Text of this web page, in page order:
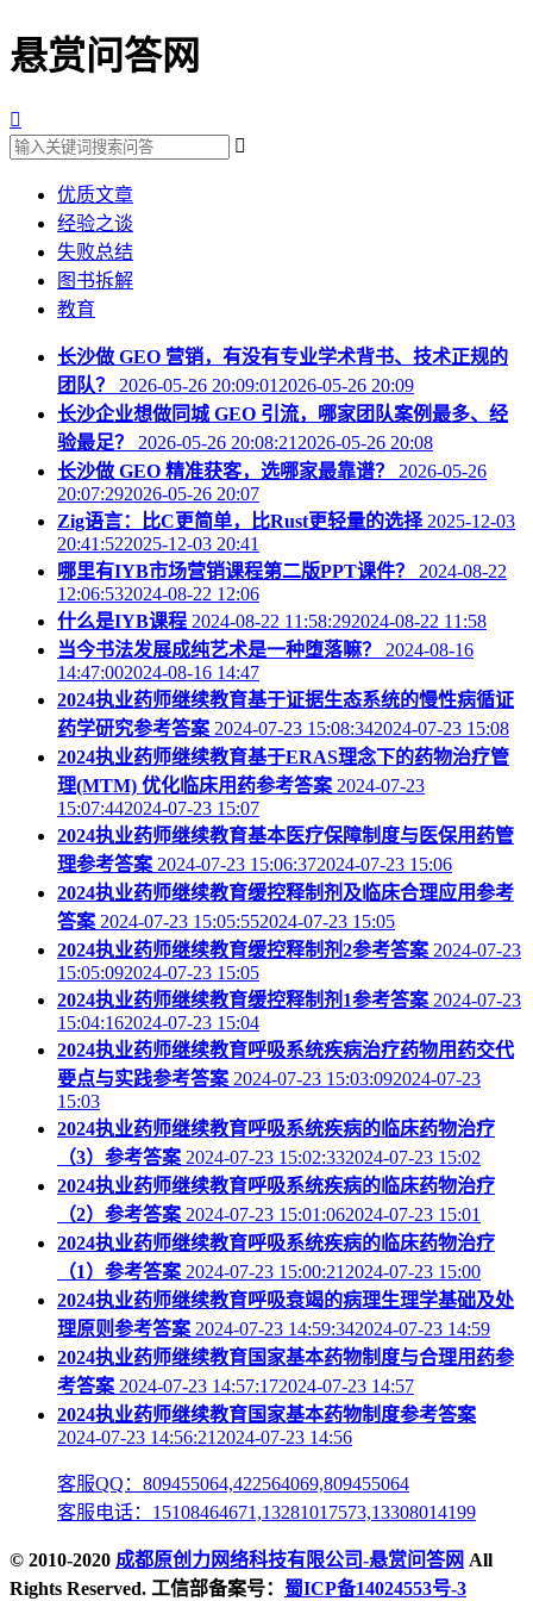
悬赏问答网


优质文章
经验之谈
失败总结
图书拆解
教育
长沙做 GEO 营销，有没有专业学术背书、技术正规的
团队？
2026-05-26 20:09:012026-05-26 20:09
长沙企业想做同城 GEO 引流，哪家团队案例最多、经
验最足？
2026-05-26 20:08:212026-05-26 20:08
长沙做 GEO 精准获客，选哪家最靠谱？
2026-05-26
20:07:292026-05-26 20:07
Zig语言：比C更简单，比Rust更轻量的选择 2025-12-03
20:41:522025-12-03 20:41
哪里有IYB市场营销课程第二版PPT课件？
2024-08-22
12:06:532024-08-22 12:06
什么是IYB课程 2024-08-22 11:58:292024-08-22 11:58
当今书法发展成纯艺术是一种堕落嘛？
2024-08-16
14:47:002024-08-16 14:47
2024执业药师继续教育基于证据生态系统的慢性病循证
药学研究参考答案 2024-07-23 15:08:342024-07-23 15:08
2024执业药师继续教育基于ERAS理念下的药物治疗管
理(MTM) 优化临床用药参考答案 2024-07-23
15:07:442024-07-23 15:07
2024执业药师继续教育基本医疗保障制度与医保用药管
理参考答案 2024-07-23 15:06:372024-07-23 15:06
2024执业药师继续教育缓控释制剂及临床合理应用参考
答案 2024-07-23 15:05:552024-07-23 15:05
2024执业药师继续教育缓控释制剂2参考答案 2024-07-23
15:05:092024-07-23 15:05
2024执业药师继续教育缓控释制剂1参考答案 2024-07-23
15:04:162024-07-23 15:04
2024执业药师继续教育呼吸系统疾病治疗药物用药交代
要点与实践参考答案 2024-07-23 15:03:092024-07-23
15:03
2024执业药师继续教育呼吸系统疾病的临床药物治疗
（3）参考答案 2024-07-23 15:02:332024-07-23 15:02
2024执业药师继续教育呼吸系统疾病的临床药物治疗
（2）参考答案 2024-07-23 15:01:062024-07-23 15:01
2024执业药师继续教育呼吸系统疾病的临床药物治疗
（1）参考答案 2024-07-23 15:00:212024-07-23 15:00
2024执业药师继续教育呼吸衰竭的病理生理学基础及处
理原则参考答案 2024-07-23 14:59:342024-07-23 14:59
2024执业药师继续教育国家基本药物制度与合理用药参
考答案 2024-07-23 14:57:172024-07-23 14:57
2024执业药师继续教育国家基本药物制度参考答案
2024-07-23 14:56:212024-07-23 14:56
客服QQ：809455064,422564069,809455064
客服电话：15108464671,13281017573,13308014199
© 2010-2020 成都原创力网络科技有限公司-悬赏问答网 All
Rights Reserved. 工信部备案号： 蜀ICP备14024553号-3